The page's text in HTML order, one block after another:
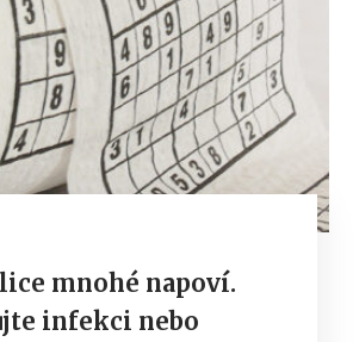
mnohé napoví.
infekci nebo